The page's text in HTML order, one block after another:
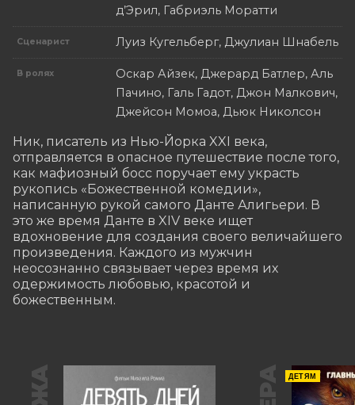
д’Эрил, Габриэль Моратти
Сценарист Луиз Кугельберг, Джулиан Шнабель
В ролях
Оскар Айзек, Джерард Батлер, Аль
Пачино, Галь Гадот, Джон Малкович,
Джейсон Момоа, Дьюк Николсон
Ник, писатель из Нью-Йорка XXI века,
отправляется в опасное путешествие после того,
как мафиозный босс поручает ему украсть
рукопись «Божественной комедии»,
написанную рукой самого Данте Алигьери. В
это же время Данте в XIV веке ищет
вдохновение для создания своего величайшего
произведения. Каждого из мужчин
неосознанно связывает через время их
одержимость любовью, красотой и
божественным.
ДЕТЯМ